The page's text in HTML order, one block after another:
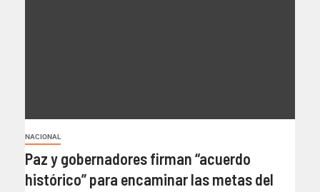
NACIONAL
Paz y gobernadores firman “acuerdo
histórico” para encaminar las metas del